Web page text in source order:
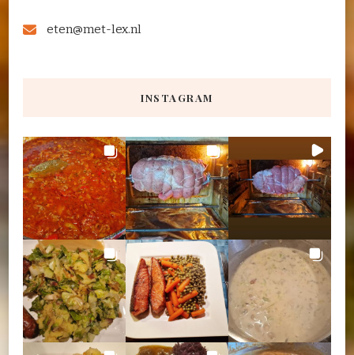
eten@met-lex.nl
INSTAGRAM